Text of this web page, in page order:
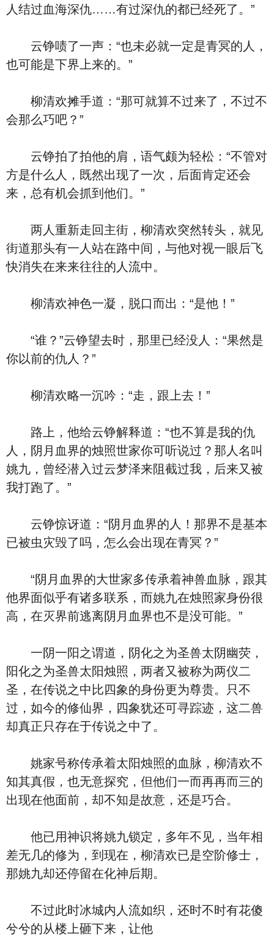
人结过血海深仇……有过深仇的都已经死了。”
云铮啧了一声：“也未必就一定是青冥的人，
也可能是下界上来的。”
柳清欢摊手道：“那可就算不过来了，不过不
会那么巧吧？”
云铮拍了拍他的肩，语气颇为轻松：“不管对
方是什么人，既然出现了一次，后面肯定还会
来，总有机会抓到他们。”
两人重新走回主街，柳清欢突然转头，就见
街道那头有一人站在路中间，与他对视一眼后飞
快消失在来来往往的人流中。
柳清欢神色一凝，脱口而出：“是他！”
“谁？”云铮望去时，那里已经没人：“果然是
你以前的仇人？”
柳清欢略一沉吟：“走，跟上去！”
路上，他给云铮解释道：“也不算是我的仇
人，阴月血界的烛照世家你可听说过？那人名叫
姚九，曾经潜入过云梦泽来阻截过我，后来又被
我打跑了。”
云铮惊讶道：“阴月血界的人！那界不是基本
已被虫灾毁了吗，怎么会出现在青冥？”
“阴月血界的大世家多传承着神兽血脉，跟其
他界面似乎有诸多联系，而姚九在烛照家身份很
高，在灭界前逃离阴月血界也不是没可能。”
一阴一阳之谓道，阴化之为圣兽太阴幽荧，
阳化之为圣兽太阳烛照，两者又被称为两仪二
圣，在传说之中比四象的身份更为尊贵。只不
过，如今的修仙界，四象犹还可寻踪迹，这二兽
却真正只存在于传说之中了。
姚家号称传承着太阳烛照的血脉，柳清欢不
知其真假，也无意探究，但他们一而再再而三的
出现在他面前，却不知是故意，还是巧合。
他已用神识将姚九锁定，多年不见，当年相
差无几的修为，到现在，柳清欢已是空阶修士，
那姚九却还停留在化神后期。
不过此时冰城内人流如织，还时不时有花傻
兮兮的从楼上砸下来，让他